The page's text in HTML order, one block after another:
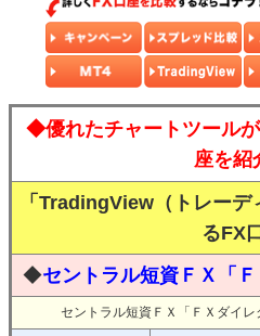
◆優れたチャートツール
座を紹
「TradingView（トレーデ
るFX
◆セントラル短資ＦＸ「Ｆ
セントラル短資ＦＸ「ＦＸダイ